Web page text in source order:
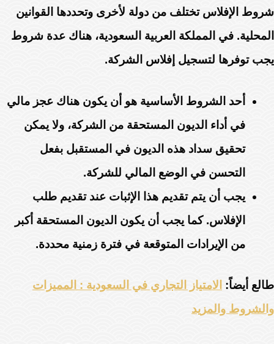
شروط الإفلاس تختلف من دولة لأخرى وتحددها القوانين
المحلية. في المملكة العربية السعودية، هناك عدة شروط
يجب توفرها لتسجيل إفلاس الشركة.
أحد الشروط الأساسية هو أن يكون هناك عجز مالي
في أداء الديون المستحقة من الشركة، ولا يمكن
تحقيق سداد هذه الديون في المستقبل بفعل
التحسن في الوضع المالي للشركة.
يجب أن يتم تقديم هذا الإثبات عند تقديم طلب
الإفلاس. كما يجب أن يكون الديون المستحقة أكبر
من الإيرادات المتوقعة في فترة زمنية محددة.
طالع أيضاً: الامتياز التجاري في السعودية : المميزات
والشروط والمزيد